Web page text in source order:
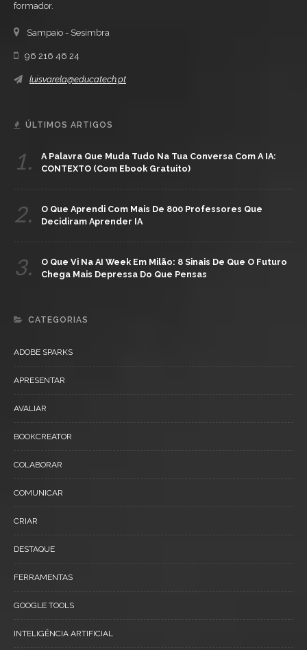
formador.
Sampaio - Sesimbra
96 216 46 24
luisvarela@educatech.pt
ÚLTIMOS ARTIGOS
1.
A Palavra Que Muda Tudo Na Tua Conversa Com A IA:
CONTEXTO (com Ebook Gratuito)
2.
O Que Aprendi Com Mais De 800 Professores Que
Decidiram Aprender IA
3.
O Que Vi Na AI Week Em Milão: 8 Sinais De Que O Futuro
Chega Mais Depressa Do Que Pensas
CATEGORIAS
ADOBE SPARKS
APRESENTAR
AVALIAR
BOOKCREATOR
COLABORAR
COMUNICAR
CRIAR
DESTAQUE
FERRAMENTAS
GOOGLE TOOLS
INTELIGÊNCIA ARTIFICIAL